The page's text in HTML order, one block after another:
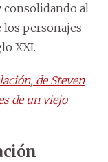
consolidando al
los personajes
XXI.
de Steven
de un viejo